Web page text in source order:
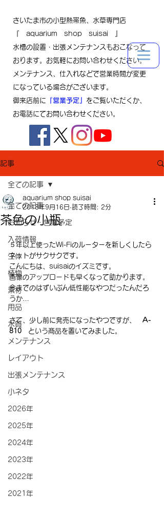
さいたま市の小型熱帯魚、水草専門店
『 aquarium shop suisai 』
水槽の設置・出張メンテナンスもおこなって
おります。お気軽にお問い合わせください。
メンテナンス、仕入れなどで営業時間が変更
になっている場合がございます。
御来店前に 『営業予定』 をご覧いただくか、
お電話にてお問い合わせください。
記事
全ての記事
お知らせ・営業予定
入荷情報
生体
植物
素材
用品
水質
メンテナンス
レイアウト
出張メンテナンス
小ネタ
2026年
2025年
2024年
2023年
2022年
2021年
全ての記事
茶色の小瓶
aquarium shop suisai
2018年9月16日 読了時間: 2分
５年以上使ったWi-Fiのルーターを新しくしたら
ネットがサクサクです。
こんにちは、suisaiのイズミです。
画像のアップロードも早くなって助かります。
今までのはずいぶん低性能なやつだったんだろ
うか…
さて、少し前に発売になったやつですが、 A-
810 という商品を置いてみました。